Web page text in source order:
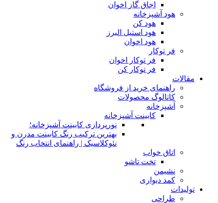
اجاق گاز اخوان
هود آشپزخانه
هود کن
هود استیل البرز
هود اخوان
فر توکار
فر توکار اخوان
فر توکار کن
مقالات
راهنمای خرید از فروشگاه
کاتالوگ محصولات
آشپزخانه
کابینت آشپزخانه
نورپردازی کابینت آشپزخانه؛
بهترین ترکیب رنگ کابینت مدرن و
نئوکلاسیک | راهنمای انتخاب رنگ
اتاق خواب
تخت تاشو
نشیمن
کمد دیواری
تولیدات
طراحی